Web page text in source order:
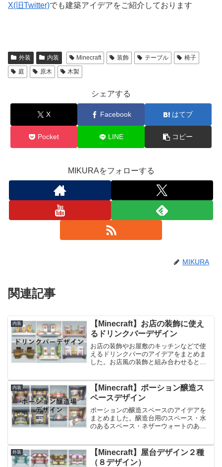
X(旧Twitter)でも建築アイデアをご紹介しております
外装 内装 Minecraft 装飾 テーブル
椅子
庭
原木 木製
シェアする
X Facebook はてブ
Pocket LINE コピー
MIKURAをフォローする
MIKURA
関連記事
内装
【Minecraft】お店の装飾に使え
るドリンクバーデザイン
お店の装飾やお屋敷のキッチンなどで使
えるドリンクバーのアイデアをまとめま
した。お店風の装飾と組み合わせるとお
す。街や建物の雰囲気に合ったドリンク
バーのデザインをお選びく...
内装
【Minecraft】ポーション醸造ス
ペースデザイン
ポーションの醸造スペースのアイデアを
まとめました。醸造台用のスペース・水
のあるスペース・ネザーウォートのある
わせて使うことができる、ポーション系
デザインはこちらです。【...
外装
【Minecraft】屋台デザイン２種
（８デザイン）